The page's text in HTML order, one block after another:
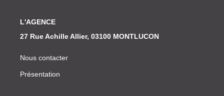
L'AGENCE
27 Rue Achille Allier, 03100 MONTLUCON
Nous contacter
Présentation